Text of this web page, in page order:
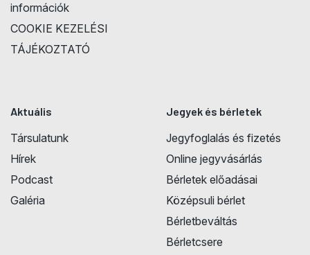
információk
COOKIE KEZELÉSI
TÁJÉKOZTATÓ
Aktuális
Társulatunk
Hírek
Podcast
Galéria
Jegyek és bérletek
Jegyfoglalás és fizetés
Online jegyvásárlás
Bérletek előadásai
Középsuli bérlet
Bérletbeváltás
Bérletcsere